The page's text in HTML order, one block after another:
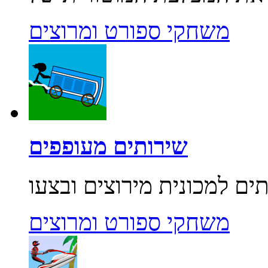
משחקי ספורט ומרוצים
שירותים מעופפים
משחקי ספורט ומרוצים